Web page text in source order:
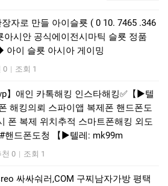
자로 만들 아이슬룟 ( 0 10. 7465 .346
아시안 공식에이전시마틱 슬룟 정품
이 슬룟 아시아 게이밍
0 | 조회 1
】애인 카톡해킹 인스타해킹✅【▶텔
해킹의뢰 스파이앱 복제폰 핸드폰도
폰 복제 위치추적 스마트폰해킹 외도
핸드폰도청 【▶텔레: mk99m
천 0 | 조회 1
싸싸숴러,COM 구찌남자가방 평택